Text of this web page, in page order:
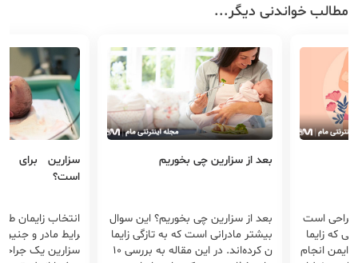
مطالب خواندنی دیگر...
جراحی است
که زایما
ایمن انجام
بعد از سزارین چی بخوریم
بعد از سزارین چی بخوریم؟ این سوال
بیشتر مادرانی است که به تازگی زایما
ن کرده‌اند. در این مقاله به بررسی 10
سزارین برای
است؟
انتخاب زایمان
رایط مادر و جنین
سزارین یک